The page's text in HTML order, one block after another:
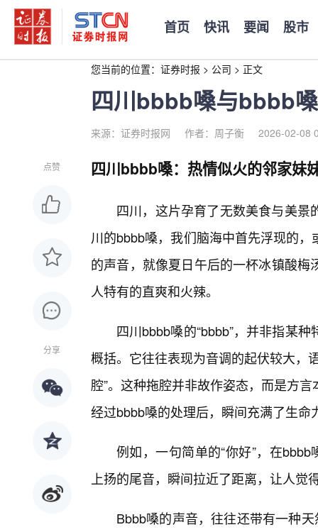
首页 快讯 要闻 股市
您当前的位置： 证券时报 > 公司 > 正文
四川bbbb嗓与bbbb
来源：证券时报网 作者：周子衡 2026-02-08
点赞
分享
四川bbbb嗓：热情似火的邻家妹
四川，这片孕育了无数美食与美
川的bbbb嗓，我们脑海中首先浮现的
的声音，就像夏日午后的一杯冰镇酸
人特有的直爽和火辣。
四川bbbb嗓的“bbbb”，并非指某
概括。它往往表现为音调的起伏较大，
腔”。这种拖腔并非故作姿态，而是方
经过bbbb嗓的处理后，瞬间充满了生命
例如，一句简单的“你好”，在
上扬的尾音，瞬间拉近了距离，让人觉
Bbbb嗓的声音，往往还带有一种